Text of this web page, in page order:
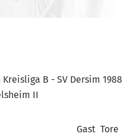
B - SV Dersim 1988
II
Gast Tore